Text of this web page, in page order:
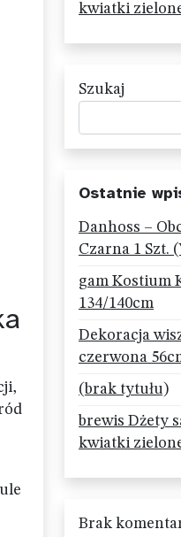
kwiatki
Szukaj
Ostatnie
Danhoss –
Czarna 1 Szt.
gam Kostium
134/140cm
Dekoracja
czerwona
(brak tytułu)
brewis Dżety
kwiatki
Brak